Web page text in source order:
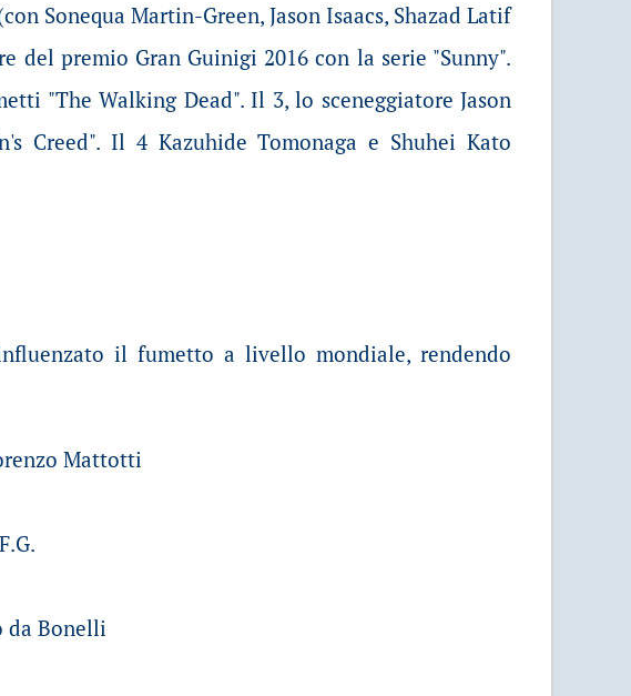
Sonequa Martin-Green, Jason Isaacs, Shazad Latif
del premio Gran Guinigi 2016 con la serie "Sunny".
"The Walking Dead". Il 3, lo sceneggiatore Jason
Creed". Il 4 Kazuhide Tomonaga e Shuhei Kato
il fumetto a livello mondiale, rendendo
Mattotti
da Bonelli